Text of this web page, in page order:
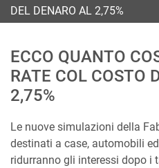
DEL DENARO AL 2,75%
ECCO QUANTO
RATE COL COSTO
2,75%
Le nuove simulazioni della
destinati a case, automobili
ridurranno gli interessi dopo i